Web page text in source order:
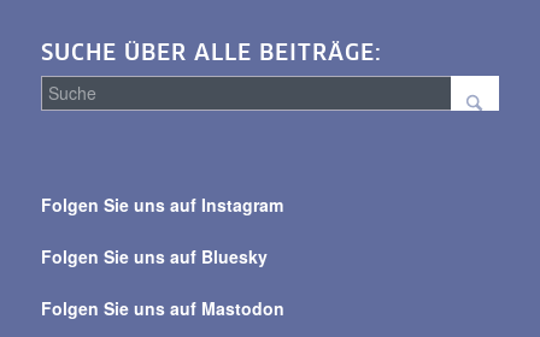
SUCHE ÜBER ALLE BEITRÄGE:
alle
Folgen Sie uns auf Instagram
Folgen Sie uns auf Bluesky
Folgen Sie uns auf Mastodon